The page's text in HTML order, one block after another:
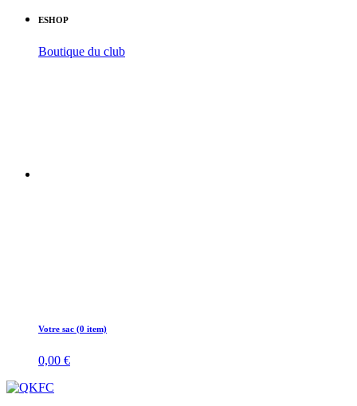
ESHOP
Boutique du club
Votre sac (0 item)
0,00 €